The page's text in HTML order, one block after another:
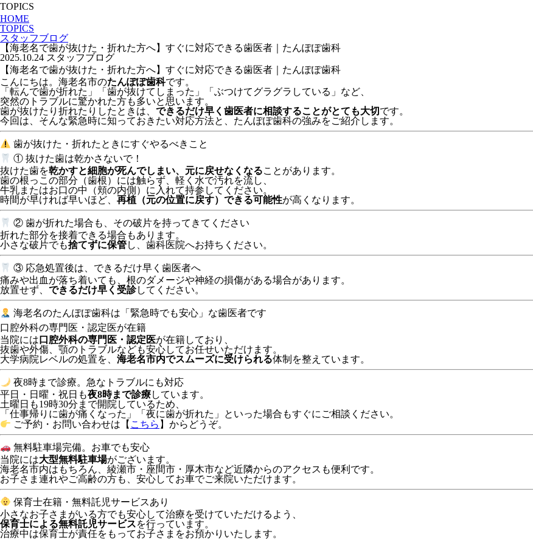
TOPICS
HOME
TOPICS
スタッフブログ
【海老名で歯が抜けた・折れた方へ】すぐに対応できる歯医者｜たんぽぽ歯科
2025.10.24 スタッフブログ
【海老名で歯が抜けた・折れた方へ】すぐに対応できる歯医者｜たんぽぽ歯科
こんにちは。海老名市のたんぽぽ歯科です。
「転んで歯が折れた」「歯が抜けてしまった」「ぶつけてグラグラしている」など、
突然のトラブルに驚かれた方も多いと思います。
歯が抜けたり折れたりしたときは、 できるだけ早く歯医者に相談することがとても大切です。
今回は、そんな緊急時に知っておきたい対応方法と、たんぽぽ歯科の強みをご紹介します。
歯が抜けた・折れたときにすぐやるべきこと
① 抜けた歯は乾かさないで！
抜けた歯を乾かすと細胞が死んでしまい、元に戻せなくなることがあります。
歯の根っこの部分（歯根）には触らず、軽く水で汚れを流し、
牛乳またはお口の中（頬の内側）に入れて持参してください。
時間が早ければ早いほど、 再植（元の位置に戻す）できる可能性が高くなります。
② 歯が折れた場合も、その破片を持ってきてください
折れた部分を接着できる場合もあります。
小さな破片でも捨てずに保管し、歯科医院へお持ちください。
③ 応急処置後は、できるだけ早く歯医者へ
痛みや出血が落ち着いても、根のダメージや神経の損傷がある場合があります。
放置せず、 できるだけ早く受診してください。
海老名のたんぽぽ歯科は「緊急時でも安心」な歯医者です
口腔外科の専門医・認定医が在籍
当院には 口腔外科の専門医・認定医が在籍しており、
抜歯や外傷、顎のトラブルなども安心してお任せいただけます。
大学病院レベルの処置を、 海老名市内でスムーズに受けられる体制を整えています。
夜8時まで診療。急なトラブルにも対応
平日・日曜・祝日も夜8時まで診療しています。
土曜日も19時30分まで開院しているため、
「仕事帰りに歯が痛くなった」「夜に歯が折れた」といった場合もすぐにご相談ください。
ご予約・お問い合わせは【 こちら 】からどうぞ。
無料駐車場完備。お車でも安心
当院には大型無料駐車場がございます。
海老名市内はもちろん、綾瀬市・座間市・厚木市など近隣からのアクセスも便利です。
お子さま連れやご高齢の方も、安心してお車でご来院いただけます。
保育士在籍・無料託児サービスあり
小さなお子さまがいる方でも安心して治療を受けていただけるよう、
保育士による無料託児サービスを行っています。
治療中は保育士が責任をもってお子さまをお預かりいたします。